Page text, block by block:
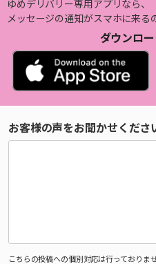
ゆめデリバリー専用アプリなら、
メッセージの通知がスマホに来る
ダウンロ
お客様の声をお聞かせくださ
こちらの投稿への個別対応は行っておりま